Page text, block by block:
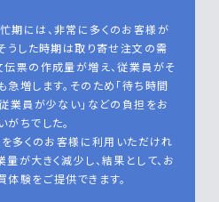
期には、非常に多くのお客様が
うした時期は取り寄せ注文の需
伝票の作成量が増え、従業員がそ
増します。そのため「待ち時間
業員が少ない」などの負担をお
ちでした。
多くのお客様に利用いただけれ
が大きく減少し、結果として、お
験をご提供できます。